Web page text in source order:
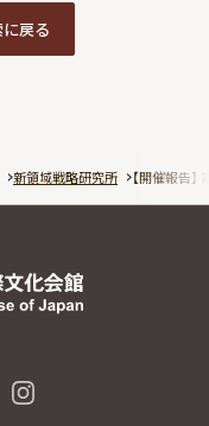
戻る
に戻る
新領域戦略研究所 【開催報告